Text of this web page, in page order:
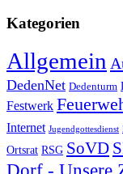
Kategorien
Allgemein
DedenNet Dedenturm
Festwerk
Internet Jugendgottesdienst
Ortsrat RSG SoVD